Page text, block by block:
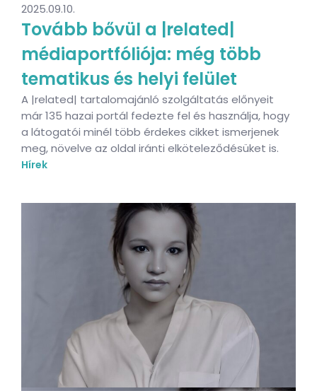
2025.09.10.
Tovább bővül a |related|
médiaportfóliója: még több
tematikus és helyi felület
A |related| tartalomajánló szolgáltatás előnyeit
már 135 hazai portál fedezte fel és használja, hogy
a látogatói minél több érdekes cikket ismerjenek
meg, növelve az oldal iránti elköteleződésüket is.
Hírek